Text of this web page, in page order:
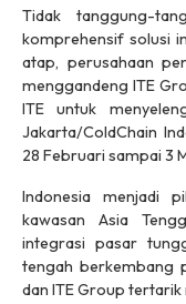
Tidak tanggung-
komprehensif solusi
atap, perusahaan
menggandeng ITE
ITE untuk
Jakarta/ColdChain
28 Februari sampai 3
Indonesia menjadi
kawasan Asia
integrasi pasar
tengah berkembang
dan ITE Group tertarik